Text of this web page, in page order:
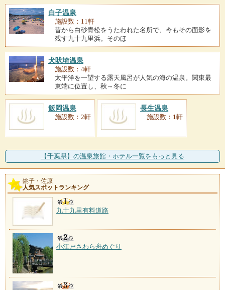
白子温泉
施設数：11軒
昔から白砂青松をうたわれた名所で、今もその面影を
残す九十九里浜。そのほ
犬吠埼温泉
施設数：4軒
太平洋を一望する露天風呂が人気の海の温泉。関東最
東端に位置し、秋～冬に
飯岡温泉
施設数：2軒
長生温泉
施設数：1軒
【千葉県】の温泉旅館・ホテル一覧をもっと見る
銚子・佐原
人気スポットランキング
九十九里有料道路
小江戸さわら舟めぐり